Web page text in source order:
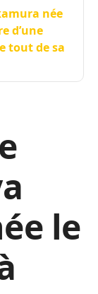
née
d’une
tout de sa
le